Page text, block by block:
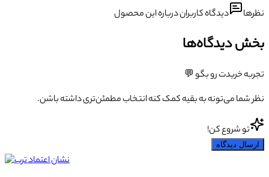
نظرها دیدگاه کاربران درباره این محصول
بخش دیدگاه‌ها
تجربه خریدت رو بگو 💬
نظر شما می‌تونه به بقیه کمک کنه انتخاب مطمئن‌تری داشته باشن.
تو شروع کن!
ارسال دیدگاه